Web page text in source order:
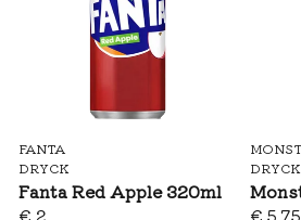
FANTA
DRYCK
Fanta Red Apple 320ml
€ 2
DRYCK
€ 5,75